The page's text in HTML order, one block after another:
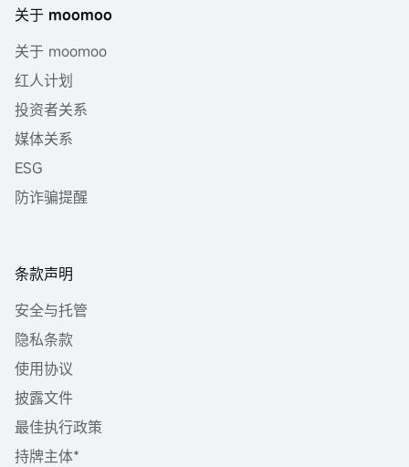
关于 moomoo
关于 moomoo
红人计划
投资者关系
媒体关系
ESG
防诈骗提醒
条款声明
安全与托管
隐私条款
使用协议
披露文件
最佳执行政策
持牌主体*